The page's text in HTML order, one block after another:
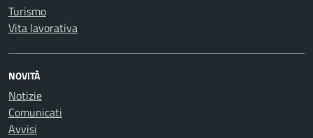
Turismo
Vita lavorativa
NOVITÀ
Notizie
Comunicati
Avvisi